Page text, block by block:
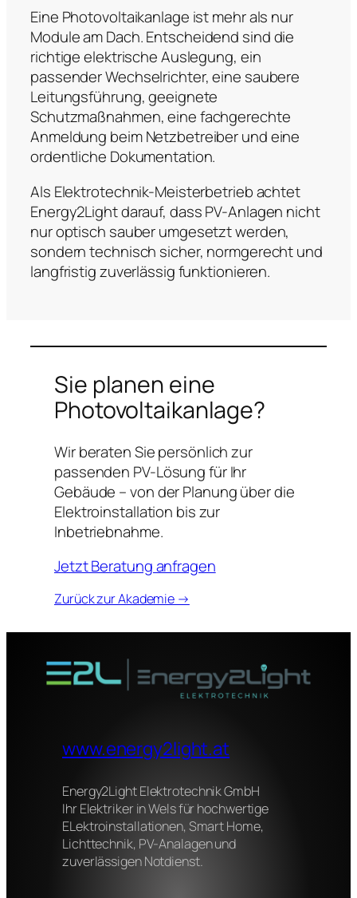
Eine Photovoltaikanlage ist mehr als nur
Module am Dach. Entscheidend sind die
richtige elektrische Auslegung, ein
passender Wechselrichter, eine saubere
Leitungsführung, geeignete
Schutzmaßnahmen, eine fachgerechte
Anmeldung beim Netzbetreiber und eine
ordentliche Dokumentation.
Als Elektrotechnik-Meisterbetrieb achtet
Energy2Light darauf, dass PV-Anlagen nicht
nur optisch sauber umgesetzt werden,
sondern technisch sicher, normgerecht und
langfristig zuverlässig funktionieren.
Sie planen eine
Photovoltaikanlage?
Wir beraten Sie persönlich zur
passenden PV-Lösung für Ihr
Gebäude – von der Planung über die
Elektroinstallation bis zur
Inbetriebnahme.
Jetzt Beratung anfragen
Zurück zur Akademie →
www.energy2light.at
Energy2Light Elektrotechnik GmbH
Ihr Elektriker in Wels für hochwertige
ELektroinstallationen, Smart Home,
Lichttechnik, PV-Analagen und
zuverlässigen Notdienst.